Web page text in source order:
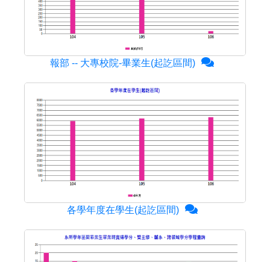
報部 -- 大專校院-畢業生(起訖區間)
各學年度在學生(起訖區間)